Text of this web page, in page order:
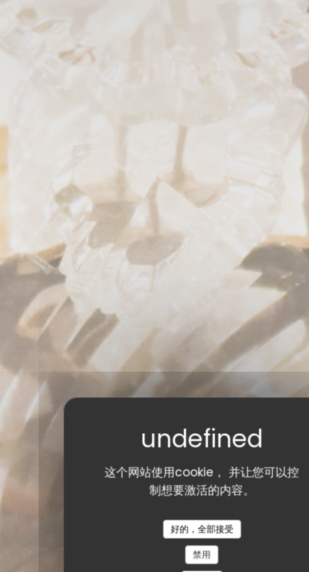
这个网站使用cookie， 并让您可以控
制想要激活的内容。
好的，全部接受
禁用